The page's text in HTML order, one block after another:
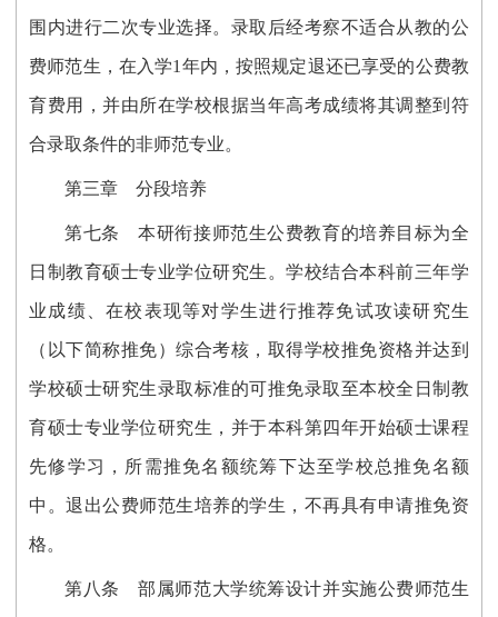
围内进行二次专业选择。录取后经考察不适合从教的公
费师范生，在入学1年内，按照规定退还已享受的公费教
育费用，并由所在学校根据当年高考成绩将其调整到符
合录取条件的非师范专业。
第三章 分段培养
第七条 本研衔接师范生公费教育的培养目标为全
日制教育硕士专业学位研究生。学校结合本科前三年学
业成绩、在校表现等对学生进行推荐免试攻读研究生
（以下简称推免）综合考核，取得学校推免资格并达到
学校硕士研究生录取标准的可推免录取至本校全日制教
育硕士专业学位研究生，并于本科第四年开始硕士课程
先修学习，所需推免名额统筹下达至学校总推免名额
中。退出公费师范生培养的学生，不再具有申请推免资
格。
第八条 部属师范大学统筹设计并实施公费师范生